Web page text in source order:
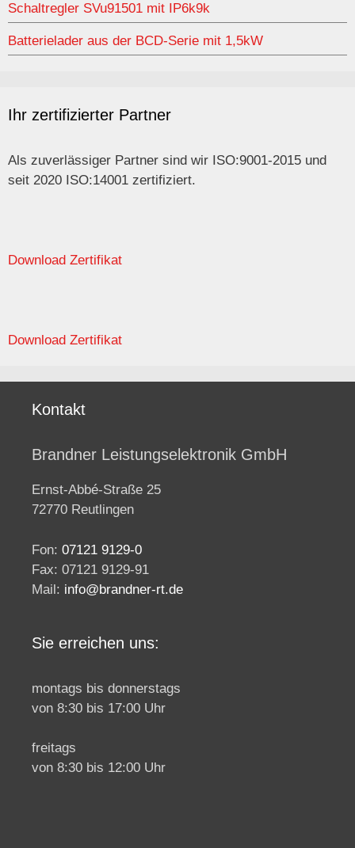
Schaltregler SVu91501 mit IP6k9k
Batterielader aus der BCD-Serie mit 1,5kW
Ihr zertifizierter Partner
Als zuverlässiger Partner sind wir ISO:9001-2015 und
seit 2020 ISO:14001 zertifiziert.
Download Zertifikat
Download Zertifikat
Kontakt
Brandner Leistungselektronik GmbH
Ernst-Abbé-Straße 25
72770 Reutlingen
Fon: 07121 9129-0
Fax: 07121 9129-91
Mail: info@brandner-rt.de
Sie erreichen uns:
montags bis donnerstags
von 8:30 bis 17:00 Uhr
freitags
von 8:30 bis 12:00 Uhr